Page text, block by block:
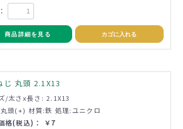
商品詳細を見る カゴに入れる
丸頭 2.1X13
/太さx長さ: 2.1X13
頭(+) 材質:鉄 処理:ユニクロ
格(税込)： ￥7